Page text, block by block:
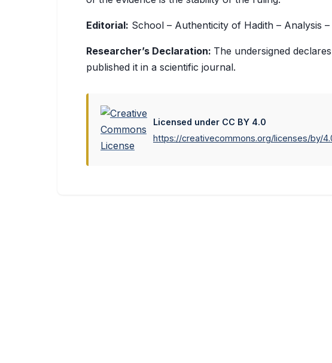
Editorial: School – Authenticity of Hadith – Analysis
Researcher’s Declaration: The undersigned
published it in a scientific journal.
Licensed under CC BY 4.0
https://creativecommons.org/licenses/by/